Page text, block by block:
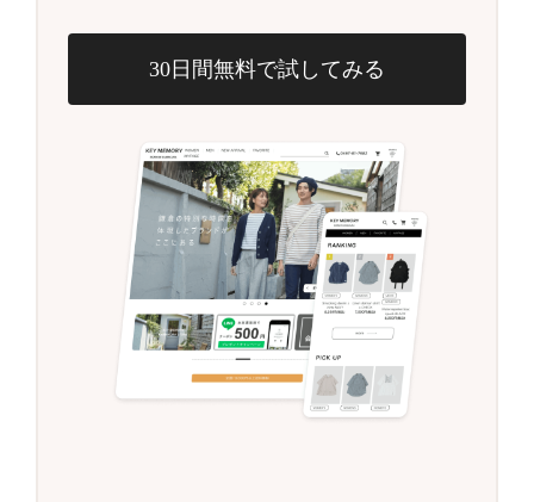
30日間無料で試してみる